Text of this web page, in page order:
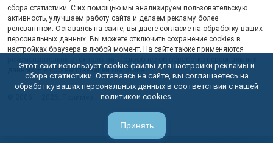
сбора статистики. С их помощью мы анализируем пользовательскую
активность, улучшаем работу сайта и делаем рекламу более
релевантной. Оставаясь на сайте, вы даете согласие на обработку ваших
персональных данных. Вы можете отключить сохранение cookies в
настройках браузера в любой момент. На сайте также применяются
данных — в соответствующейПолитике.
Этот сайт использует cookie-файлы для настройки рекламы и
сбора статистики. Оставаясь на сайте, вы соглашаетесь на
обработку ваших персональных данных в соответствии с нашей
политикой cookies.
Принять